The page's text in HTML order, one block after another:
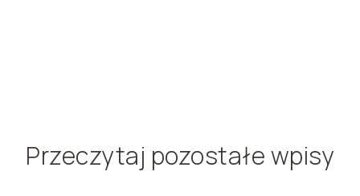
Przeczytaj pozostałe wpisy